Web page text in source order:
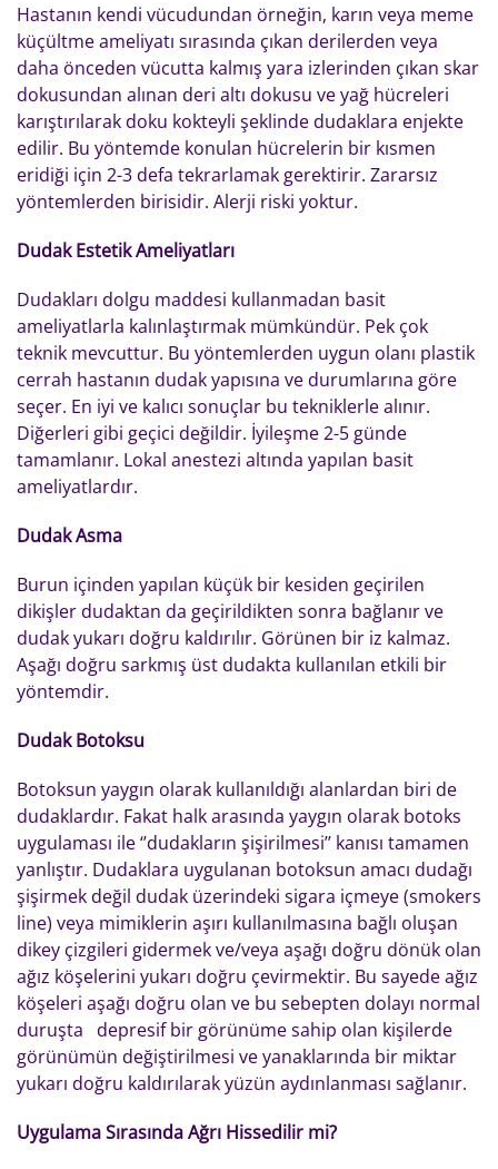
Hastanın kendi vücudundan örneğin, karın veya meme
küçültme ameliyatı sırasında çıkan derilerden veya
daha önceden vücutta kalmış yara izlerinden çıkan skar
dokusundan alınan deri altı dokusu ve yağ hücreleri
karıştırılarak doku kokteyli şeklinde dudaklara enjekte
edilir. Bu yöntemde konulan hücrelerin bir kısmen
eridiği için 2-3 defa tekrarlamak gerektirir. Zararsız
yöntemlerden birisidir. Alerji riski yoktur.
Dudak Estetik Ameliyatları
Dudakları dolgu maddesi kullanmadan basit
ameliyatlarla kalınlaştırmak mümkündür. Pek çok
teknik mevcuttur. Bu yöntemlerden uygun olanı plastik
cerrah hastanın dudak yapısına ve durumlarına göre
seçer. En iyi ve kalıcı sonuçlar bu tekniklerle alınır.
Diğerleri gibi geçici değildir. İyileşme 2-5 günde
tamamlanır. Lokal anestezi altında yapılan basit
ameliyatlardır.
Dudak Asma
Burun içinden yapılan küçük bir kesiden geçirilen
dikişler dudaktan da geçirildikten sonra bağlanır ve
dudak yukarı doğru kaldırılır. Görünen bir iz kalmaz.
Aşağı doğru sarkmış üst dudakta kullanılan etkili bir
yöntemdir.
Dudak Botoksu
Botoksun yaygın olarak kullanıldığı alanlardan biri de
dudaklardır. Fakat halk arasında yaygın olarak botoks
uygulaması ile ‘’dudakların şişirilmesi’’ kanısı tamamen
yanlıştır. Dudaklara uygulanan botoksun amacı dudağı
şişirmek değil dudak üzerindeki sigara içmeye (smokers
line) veya mimiklerin aşırı kullanılmasına bağlı oluşan
dikey çizgileri gidermek ve/veya aşağı doğru dönük olan
ağız köşelerini yukarı doğru çevirmektir. Bu sayede ağız
köşeleri aşağı doğru olan ve bu sebepten dolayı normal
duruşta depresif bir görünüme sahip olan kişilerde
görünümün değiştirilmesi ve yanaklarında bir miktar
yukarı doğru kaldırılarak yüzün aydınlanması sağlanır.
Uygulama Sırasında Ağrı Hissedilir mi?